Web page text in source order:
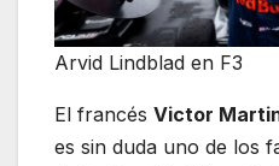
Arvid Lindblad en F3
El francés Victor
es sin duda uno de los